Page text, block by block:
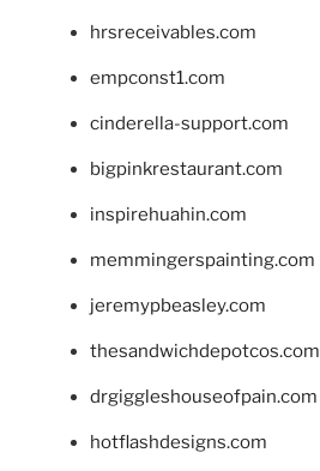
hrsreceivables.com
empconst1.com
cinderella-support.com
bigpinkrestaurant.com
inspirehuahin.com
memmingerspainting.com
jeremypbeasley.com
thesandwichdepotcos.com
drgiggleshouseofpain.com
hotflashdesigns.com